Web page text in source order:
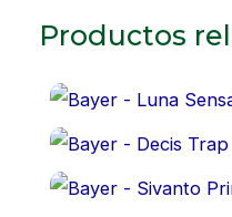
Productos